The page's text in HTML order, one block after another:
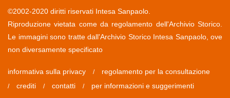
©2002-2020 diritti riservati Intesa Sanpaolo.
Riproduzione vietata come da regolamento dell'Archivio Storico.
Le immagini sono tratte dall'Archivio Storico Intesa Sanpaolo, ove
non diversamente specificato
informativa sulla privacy / regolamento per la consultazione
/ crediti / contatti / per informazioni e suggerimenti